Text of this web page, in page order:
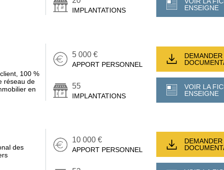
IMPLANTATIONS
ENSEIGNE
100 %
réseau de
en
5 000 €
APPORT PERSONNEL
55
IMPLANTATIONS
VOIR LA
ENSEIGNE
des
10 000 €
APPORT PERSONNEL